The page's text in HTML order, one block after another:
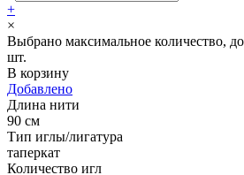
+
×
Выбрано максимальное количество,
шт.
В корзину
Добавлено
Длина нити
90 см
Тип иглы/лигатура
таперкат
Количество игл